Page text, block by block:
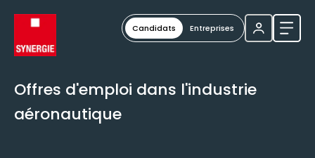
Candidats Entreprises
Offres d'emploi dans l'industrie
aéronautique